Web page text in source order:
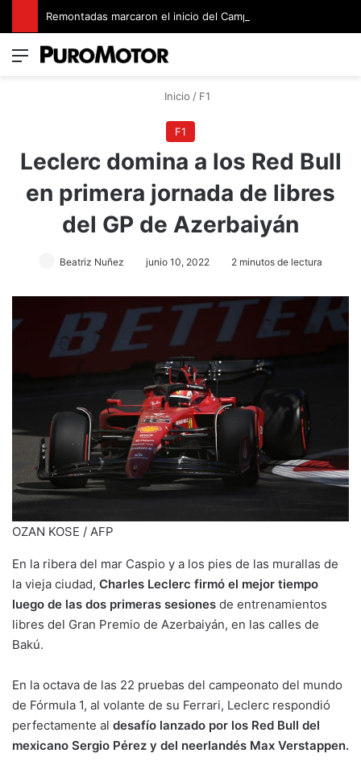
Menú
Inicio / F1
F1
Leclerc domina a los Red Bull
en primera jornada de libres
del GP de Azerbaiyán
Beatriz Nuñez junio 10, 2022 2 minutos de lectura
OZAN KOSE / AFP
En la ribera del mar Caspio y a los pies de las murallas de
la vieja ciudad, Charles Leclerc firmó el mejor tiempo
luego de las dos primeras sesiones de entrenamientos
libres del Gran Premio de Azerbaiyán, en las calles de
Bakú.
En la octava de las 22 pruebas del campeonato del mundo
de Fórmula 1, al volante de su Ferrari, Leclerc respondió
perfectamente al desafío lanzado por los Red Bull del
mexicano Sergio Pérez y del neerlandés Max Verstappen.